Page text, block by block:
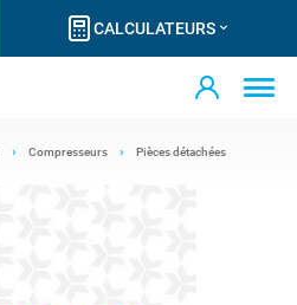
CALCULATEURS
Compresseurs Pièces détachées